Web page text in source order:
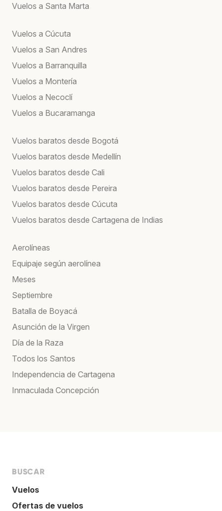
Vuelos a Santa Marta
Vuelos a Cúcuta
Vuelos a San Andres
Vuelos a Barranquilla
Vuelos a Montería
Vuelos a Necoclí
Vuelos a Bucaramanga
Vuelos baratos desde Bogotá
Vuelos baratos desde Medellín
Vuelos baratos desde Cali
Vuelos baratos desde Pereira
Vuelos baratos desde Cúcuta
Vuelos baratos desde Cartagena de Indias
Aerolíneas
Equipaje según aerolínea
Meses
Septiembre
Batalla de Boyacá
Asunción de la Virgen
Día de la Raza
Todos los Santos
Independencia de Cartagena
Inmaculada Concepción
BUSCAR
Vuelos
Ofertas de vuelos